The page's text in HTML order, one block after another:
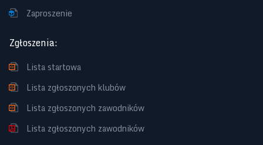
Zaproszenie
Zgłoszenia:
Lista startowa
Lista zgłoszonych klubów
Lista zgłoszonych zawodników
Lista zgłoszonych zawodników